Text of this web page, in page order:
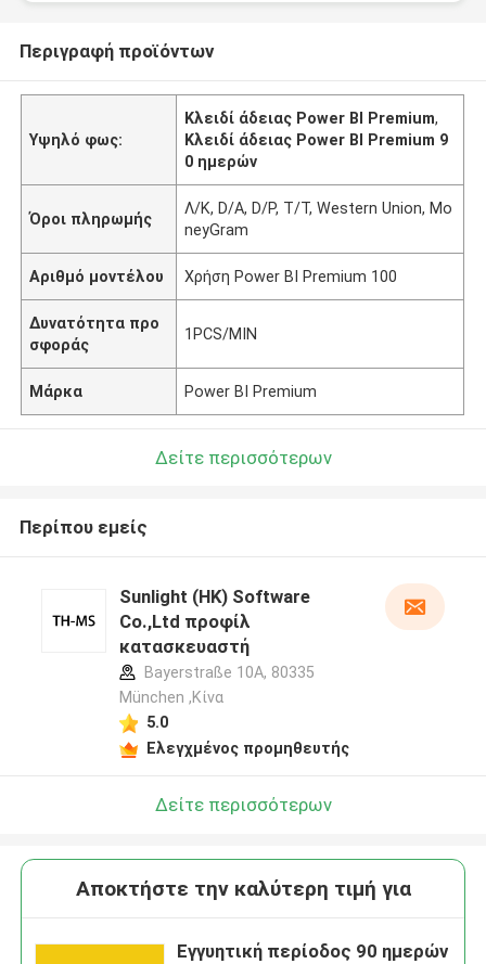
Περιγραφή προϊόντων
Υψηλό φως:
Κλειδί άδειας Power BI Premium,
Κλειδί άδειας Power BI Premium 9
0 ημερών
Όροι πληρωμής
Λ/Κ, D/A, D/P, T/T, Western Union, Mo
neyGram
Αριθμό μοντέλου Χρήση Power BI Premium 100
Δυνατότητα προ
σφοράς
1PCS/MIN
Μάρκα Power BI Premium
Δείτε περισσότερων
Περίπου εμείς
Sunlight (HK) Software
Co.,Ltd προφίλ
κατασκευαστή
Bayerstraße 10A, 80335
München ,Κίνα
5.0
Ελεγχμένος προμηθευτής
Δείτε περισσότερων
Αποκτήστε την καλύτερη τιμή για
Εγγυητική περίοδος 90 ημερών